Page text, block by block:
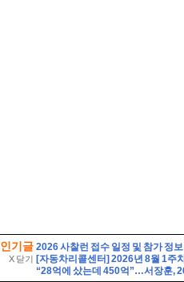
인기글
X 닫기
2026 사찰런 접수 일정 및 참가 정보